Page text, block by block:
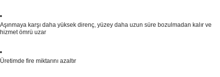
Aşınmaya karşı daha yüksek direnç, yüzey daha uzun süre bozulmadan kalır ve
hizmet ömrü uzar
Üretimde fire miktarını azaltır